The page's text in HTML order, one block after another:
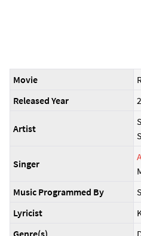
Movie
Released Year
Artist
Singer
Music Programmed By
Lyricist
Genre(s)